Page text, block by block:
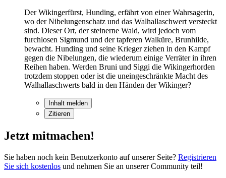
Der Wikingerfürst, Hunding, erfährt von einer Wahrsagerin,
wo der Nibelungenschatz und das Walhallaschwert versteckt
sind. Dieser Ort, der steinerne Wald, wird jedoch vom
furchlosen Sigmund und der tapferen Walküre, Brunhilde,
bewacht. Hunding und seine Krieger ziehen in den Kampf
gegen die Nibelungen, die wiederum einige Verräter in ihren
Reihen haben. Werden Bruni und Siggi die Wikingerhorden
trotzdem stoppen oder ist die uneingeschränkte Macht des
Walhallaschwerts bald in den Händen der Wikinger?
Inhalt melden
Zitieren
Jetzt mitmachen!
Sie haben noch kein Benutzerkonto auf unserer Seite? Registrieren
Sie sich kostenlos und nehmen Sie an unserer Community teil!